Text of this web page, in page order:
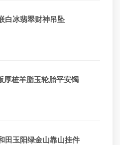
白冰翡翠财神吊坠
厚桩羊脂玉轮胎平安镯
田玉阳绿金山靠山挂件